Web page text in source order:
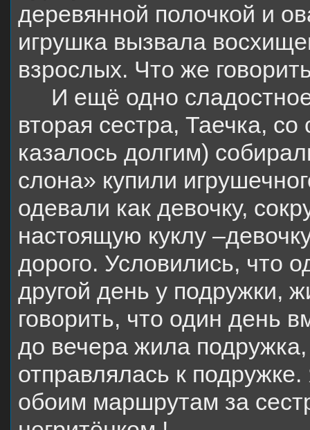
деревянной полочкой и
игрушка вызвала
взрослых. Что же
И ещё одно
вторая сестра, Таечка,
казалось долгим)
слона» купили
одевали как девочку,
настоящую куклу
дорого. Условились, что
другой день у подружки,
говорить, что один день
до вечера жила
отправлялась к
обоим маршрутам за